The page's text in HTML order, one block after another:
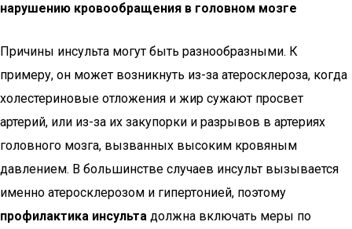
нарушению кровообращения в головном мозге
Причины инсульта могут быть разнообразными. К
примеру, он может возникнуть из-за атеросклероза, когда
холестериновые отложения и жир сужают просвет
артерий, или из-за их закупорки и разрывов в артериях
головного мозга, вызванных высоким кровяным
давлением. В большинстве случаев инсульт вызывается
именно атеросклерозом и гипертонией, поэтому
профилактика инсульта должна включать меры по